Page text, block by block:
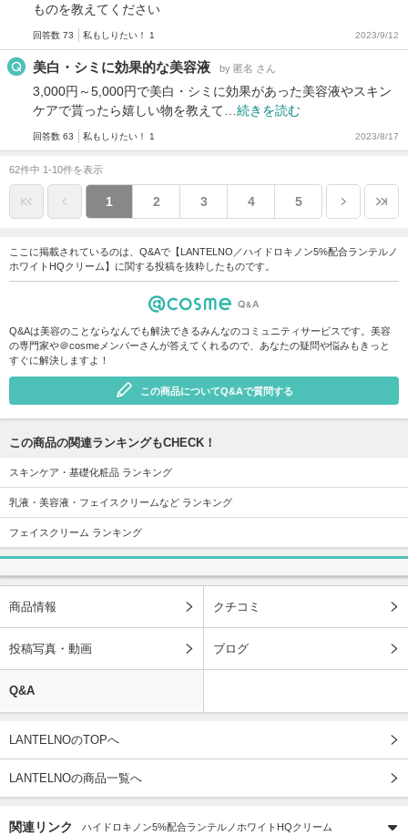
ものを教えてください
回答数 73 私もしりたい！ 1 2023/9/12
美白・シミに効果的な美容液 by 匿名 さん
3,000円～5,000円で美白・シミに効果があった美容液やスキン
ケアで貰ったら嬉しい物を教えて… 続きを読む
回答数 63 私もしりたい！ 1 2023/8/17
62件中 1-10件を表示
1 2 3 4 5
ここに掲載されているのは、Q&Aで【LANTELNO／ハイドロキノン5%配合ランテルノ
ホワイトHQクリーム】に関する投稿を抜粋したものです。
Q&Aは美容のことならなんでも解決できるみんなのコミュニティサービスです。美容
の専門家や＠cosmeメンバーさんが答えてくれるので、あなたの疑問や悩みもきっと
すぐに解決しますよ！
この商品についてQ&Aで質問する
この商品の関連ランキングもCHECK！
スキンケア・基礎化粧品 ランキング
乳液・美容液・フェイスクリームなど ランキング
フェイスクリーム ランキング
商品情報 クチコミ
投稿写真・動画 ブログ
Q&A
LANTELNOのTOPへ
LANTELNOの商品一覧へ
関連リンク ハイドロキノン5%配合ランテルノホワイトHQクリーム